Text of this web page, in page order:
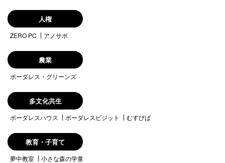
人権
ZERO PC アノサポ
農業
ボーダレス・グリーンズ
多文化共生
ボーダレスハウス ボーダレスビジット むすびば
教育・子育て
夢中教室 小さな森の学童